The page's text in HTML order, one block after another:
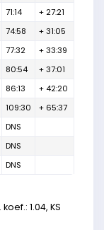
71:14
+ 27:21
74:58
+ 31:05
77:32
+ 33:39
80:54
+ 37:01
86:13
+ 42:20
109:30
+ 65:37
DNS
DNS
DNS
koef.: 1.04, KS